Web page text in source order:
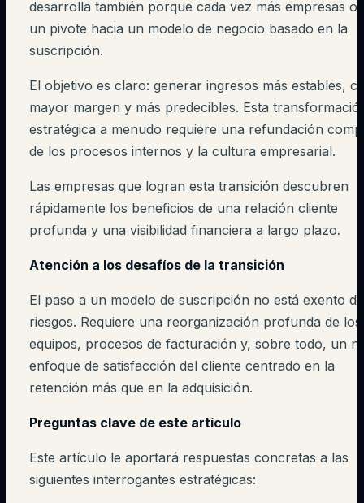
desarrolla también porque cada vez más empresas
un pivote hacia un modelo de negocio basado en la
suscripción.
El objetivo es claro: generar ingresos más estables,
mayor margen y más predecibles. Esta
estratégica a menudo requiere una refundación
de los procesos internos y la cultura empresarial.
Las empresas que logran esta transición descubren
rápidamente los beneficios de una relación cliente
profunda y una visibilidad financiera a largo plazo.
Atención a los desafíos de la transición
El paso a un modelo de suscripción no está exento de
riesgos. Requiere una reorganización profunda de los
equipos, procesos de facturación y, sobre todo, un
enfoque de satisfacción del cliente centrado en la
retención más que en la adquisición.
Preguntas clave de este artículo
Este artículo le aportará respuestas concretas a las
siguientes interrogantes estratégicas: